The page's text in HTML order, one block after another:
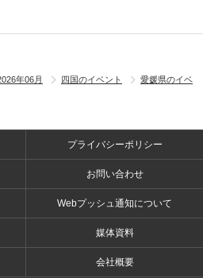
年06月 四国のイベント
愛媛県のイベ
プライバシーポリシー
お問い合わせ
Webプッシュ通知について
媒体資料
会社概要